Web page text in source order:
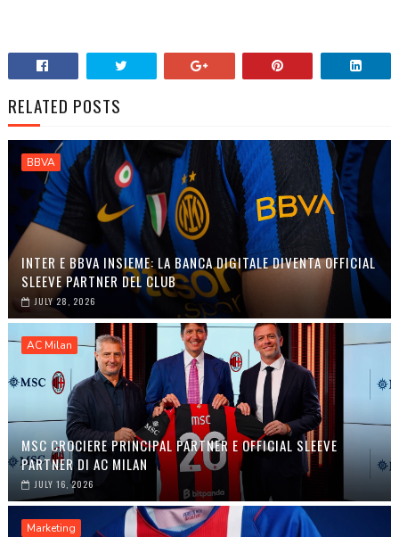
RELATED POSTS
BBVA
INTER E BBVA INSIEME: LA BANCA DIGITALE DIVENTA OFFICIAL
SLEEVE PARTNER DEL CLUB
JULY 28, 2026
AC Milan
MSC CROCIERE PRINCIPAL PARTNER E OFFICIAL SLEEVE
PARTNER DI AC MILAN
JULY 16, 2026
Marketing